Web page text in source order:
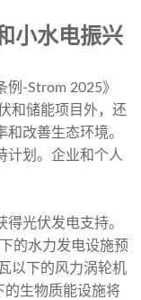
小水电振兴
例-Strom 2025》
和储能项目外，还
改善生态环境。
计划。企业和个人
光伏发电支持。
的水力发电设施预
以下的风力涡轮机
的生物质能设施将